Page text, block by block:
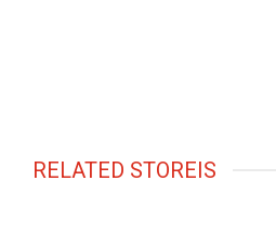
RELATED STOREIS